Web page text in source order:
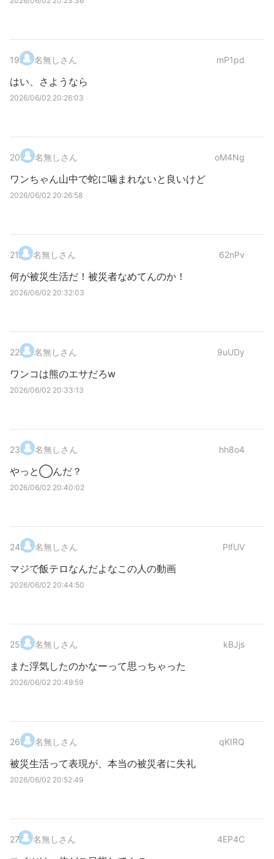
19. 名無しさん mP1pd
はい、さようなら
2026/06/02 20:26:03
20. 名無しさん oM4Ng
ワンちゃん山中で蛇に噛まれないと良いけど
2026/06/02 20:26:58
21. 名無しさん 62nPv
何が被災生活だ！被災者なめてんのか！
2026/06/02 20:32:03
22. 名無しさん 9uUDy
ワンコは熊のエサだろw
2026/06/02 20:33:13
23. 名無しさん hh8o4
やっと◯んだ？
2026/06/02 20:40:02
24. 名無しさん PlfUV
マジで飯テロなんだよなこの人の動画
2026/06/02 20:44:50
25. 名無しさん kBJjs
また浮気したのかなーって思っちゃった
2026/06/02 20:49:59
26. 名無しさん qKIRQ
被災生活って表現が、本当の被災者に失礼
2026/06/02 20:52:49
27. 名無しさん 4EP4C